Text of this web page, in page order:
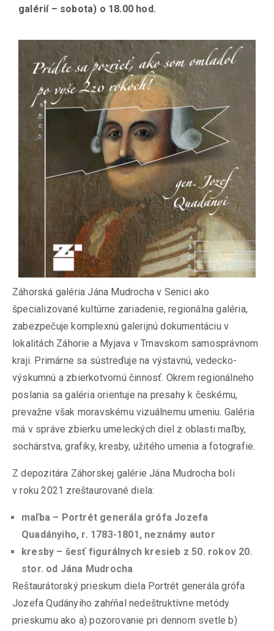
galérií – sobota) o 18.00 hod.
Záhorská galéria Jána Mudrocha v Senici ako
špecializované kultúrne zariadenie, regionálna galéria,
zabezpečuje komplexnú galerijnú dokumentáciu v
lokalitách Záhorie a Myjava v Trnavskom samosprávnom
kraji. Primárne sa sústreďuje na výstavnú, vedecko-
výskumnú a zbierkotvornú činnosť. Okrem regionálneho
poslania sa galéria orientuje na presahy k českému,
prevažne však moravskému vizuálnemu umeniu. Galéria
má v správe zbierku umeleckých diel z oblasti maľby,
sochárstva, grafiky, kresby, užitého umenia a fotografie.
Z depozitára Záhorskej galérie Jána Mudrocha boli
v roku 2021 zreštaurované diela:
maľba – Portrét generála grófa Jozefa
Quadányiho, r. 1783-1801, neznámy autor
kresby – šesť figurálnych kresieb z 50. rokov 20.
stor. od Jána Mudrocha
Reštaurátorský prieskum diela Portrét generála grófa
Jozefa Qudányiho zahŕňal nedeštruktívne metódy
prieskumu ako a) pozorovanie pri dennom svetle b)